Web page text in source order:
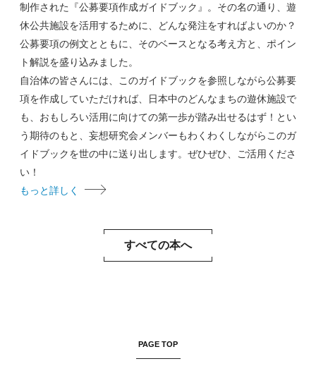
制作された『公募要項作成ガイドブック』。その名の通り、遊
休公共施設を活用するために、どんな発注をすればよいのか？
公募要項の例文とともに、そのベースとなる考え方と、ポイン
ト解説を盛り込みました。
自治体の皆さんには、このガイドブックを参照しながら公募要
項を作成していただければ、日本中のどんなまちの遊休施設で
も、おもしろい活用に向けての第一歩が踏み出せるはず！とい
う期待のもと、妄想研究会メンバーもわくわくしながらこのガ
イドブックを世の中に送り出します。ぜひぜひ、ご活用くださ
い！
もっと詳しく
すべての本へ
PAGE TOP